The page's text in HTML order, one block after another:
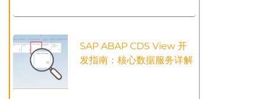
SAP ABAP CDS View 开
发指南：核心数据服务详解